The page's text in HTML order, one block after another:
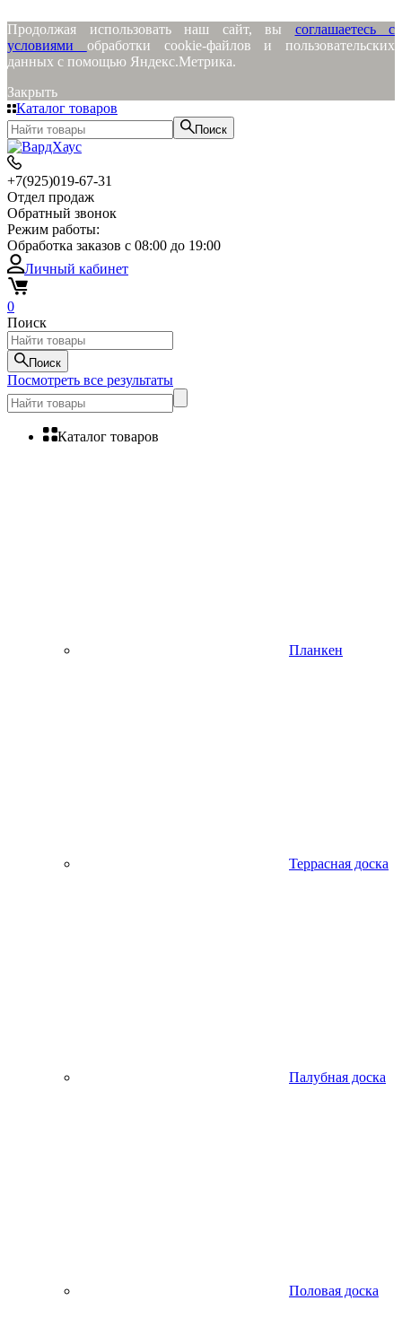
Продолжая использовать наш сайт, вы соглашаетесь с
условиями обработки cookie-файлов и пользовательских
данных с помощью Яндекс.Метрика.
Закрыть
Каталог товаров
Поиск
+7(925)019-67-31
Отдел продаж
Обратный звонок
Режим работы:
Обработка заказов с 08:00 до 19:00
Личный кабинет
0
Поиск
Поиск
Посмотреть все результаты
Каталог товаров
Планкен
Террасная доска
Палубная доска
Половая доска